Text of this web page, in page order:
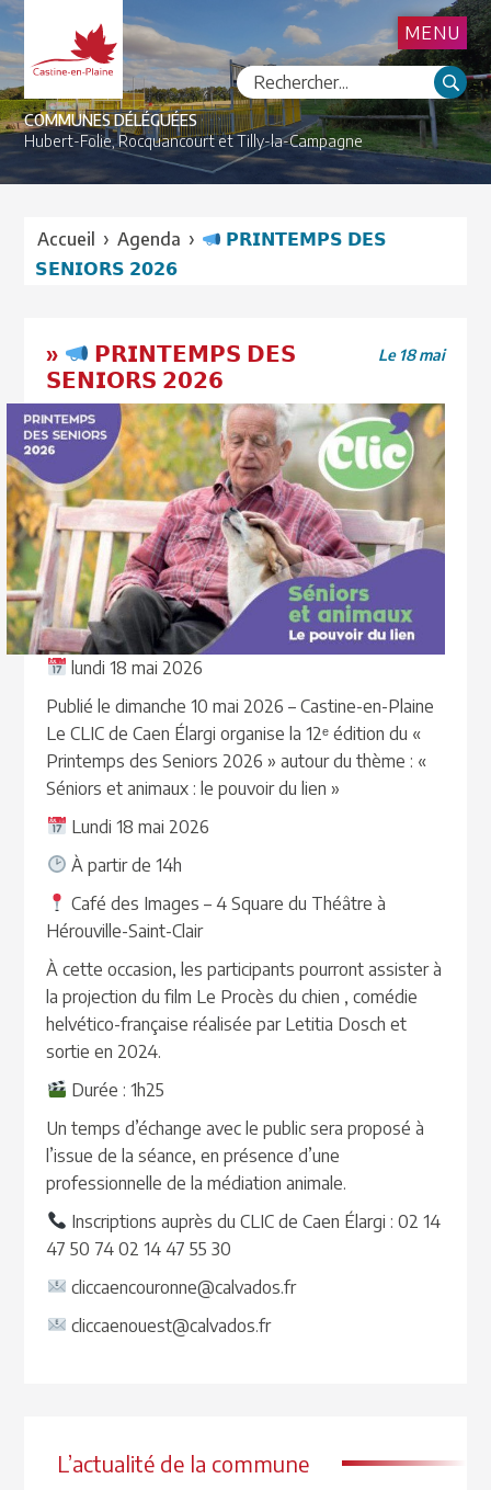
COMMUNES DÉLÉGUÉES
Hubert-Folie,Rocquancourt etTilly-la-Campagne
MENU
L’actualité de la commune
Accueil › Agenda ›
𝗣𝗥𝗜𝗡𝗧𝗘𝗠𝗣𝗦 𝗗𝗘𝗦
𝗦𝗘𝗡𝗜𝗢𝗥𝗦 𝟮𝟬𝟮𝟲
Le 18 mai
»
𝗣𝗥𝗜𝗡𝗧𝗘𝗠𝗣𝗦 𝗗𝗘𝗦
𝗦𝗘𝗡𝗜𝗢𝗥𝗦 𝟮𝟬𝟮𝟲
lundi 18 mai 2026
Publié le dimanche 10 mai 2026 – Castine-en-Plaine
Le CLIC de Caen Élargi organise la 12ᵉ édition du «
Printemps des Seniors 2026 » autour du thème : «
Séniors et animaux : le pouvoir du lien »
Lundi 18 mai 2026
À partir de 14h
Café des Images – 4 Square du Théâtre à
Hérouville-Saint-Clair
À cette occasion, les participants pourront assister à
la projection du film Le Procès du chien , comédie
helvético-française réalisée par Letitia Dosch et
sortie en 2024.
Durée : 1h25
Un temps d’échange avec le public sera proposé à
l’issue de la séance, en présence d’une
professionnelle de la médiation animale.
Inscriptions auprès du CLIC de Caen Élargi : 02 14
47 50 74 02 14 47 55 30
cliccaencouronne@calvados.fr
cliccaenouest@calvados.fr